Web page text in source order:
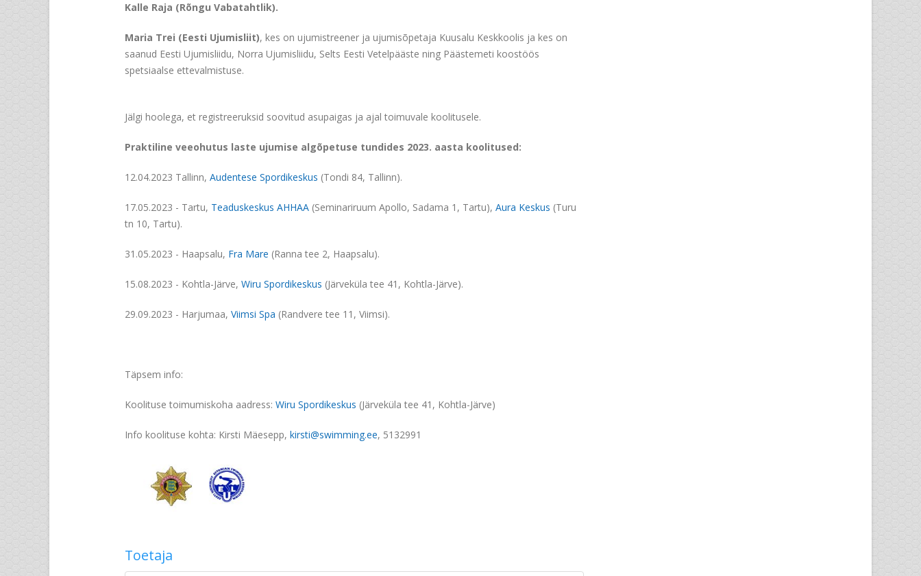
Kalle Raja (Rõngu Vabatahtlik).
Maria Trei (Eesti Ujumisliit), kes on ujumistreener ja ujumisõpetaja Kuusalu Keskkoolis ja kes on
saanud Eesti Ujumisliidu, Norra Ujumisliidu, Selts Eesti Vetelpääste ning Päästemeti koostöös
spetsiaalse ettevalmistuse.
Jälgi hoolega, et registreeruksid soovitud asupaigas ja ajal toimuvale koolitusele.
Praktiline veeohutus laste ujumise algõpetuse tundides 2023. aasta koolitused:
12.04.2023 Tallinn, Audentese Spordikeskus (Tondi 84, Tallinn).
17.05.2023 - Tartu, Teaduskeskus AHHAA (Seminariruum Apollo, Sadama 1, Tartu), Aura Keskus (Turu
tn 10, Tartu).
31.05.2023 - Haapsalu, Fra Mare (Ranna tee 2, Haapsalu).
15.08.2023 - Kohtla-Järve, Wiru Spordikeskus (Järveküla tee 41, Kohtla-Järve).
29.09.2023 - Harjumaa, Viimsi Spa (Randvere tee 11, Viimsi).
Täpsem info:
Koolituse toimumiskoha aadress: Wiru Spordikeskus (Järveküla tee 41, Kohtla-Järve)
Info koolituse kohta: Kirsti Mäesepp, kirsti@swimming.ee, 5132991
Toetaja